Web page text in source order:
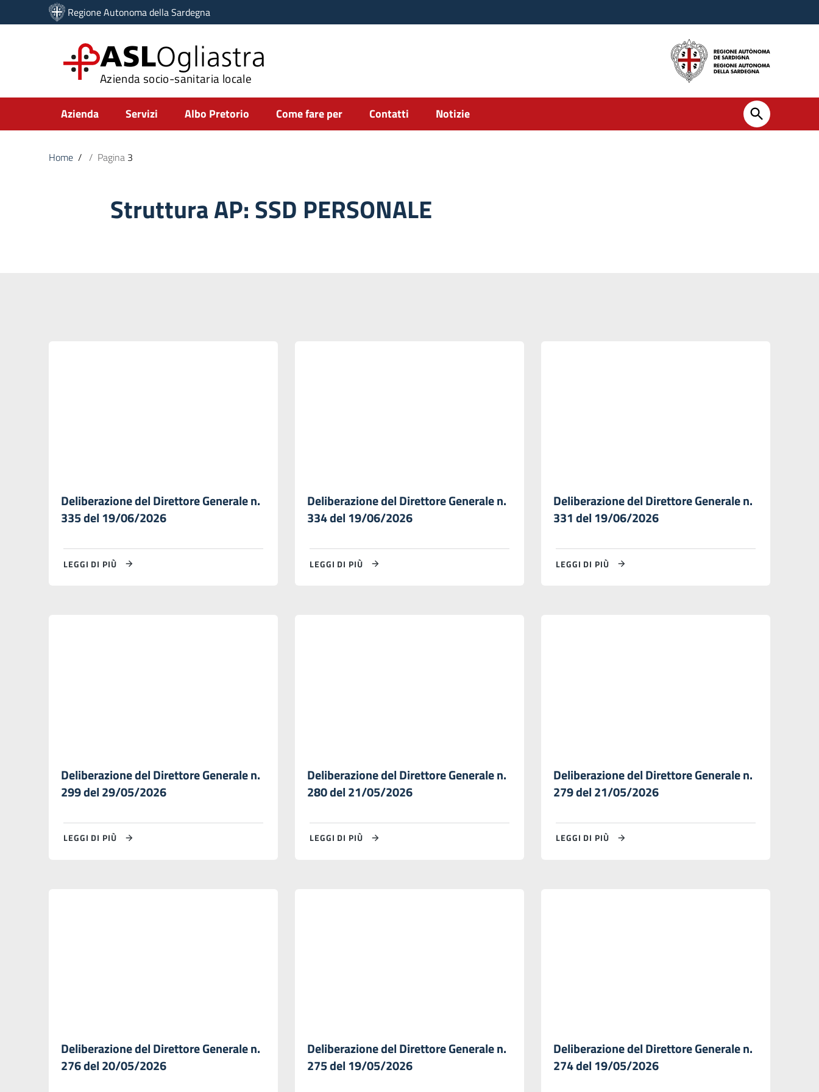
Vai ai contenuti
Vai al menu di navigazione
Regione Autonoma della Sardegna
ASLOgliastra
Azienda socio-sanitaria locale
Submenu
Azienda Servizi Albo Pretorio Come fare per Contatti Notizie
Home / / Pagina 3
Struttura AP:SSD PERSONALE
Deliberazione del Direttore Generale n.
335 del 19/06/2026
LEGGI DI PIÙ
Deliberazione del Direttore Generale n.
334 del 19/06/2026
LEGGI DI PIÙ
Deliberazione del Direttore Generale n.
331 del 19/06/2026
LEGGI DI PIÙ
Deliberazione del Direttore Generale n.
299 del 29/05/2026
LEGGI DI PIÙ
Deliberazione del Direttore Generale n.
280 del 21/05/2026
LEGGI DI PIÙ
Deliberazione del Direttore Generale n.
279 del 21/05/2026
LEGGI DI PIÙ
Deliberazione del Direttore Generale n.
276 del 20/05/2026
Deliberazione del Direttore Generale n.
275 del 19/05/2026
Deliberazione del Direttore Generale n.
274 del 19/05/2026